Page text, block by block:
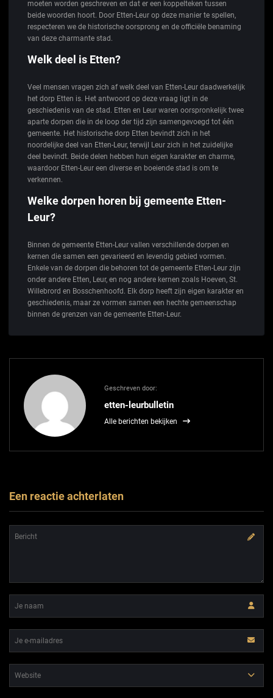
moeten worden geschreven en dat er een koppelteken tussen
beide woorden hoort. Door Etten-Leur op deze manier te spellen,
respecteren we de historische oorsprong en de officiële benaming
van deze charmante stad.
Welk deel is Etten?
Veel mensen vragen zich af welk deel van Etten-Leur daadwerkelijk
het dorp Etten is. Het antwoord op deze vraag ligt in de
geschiedenis van de stad. Etten en Leur waren oorspronkelijk twee
aparte dorpen die in de loop der tijd zijn samengevoegd tot één
gemeente. Het historische dorp Etten bevindt zich in het
noordelijke deel van Etten-Leur, terwijl Leur zich in het zuidelijke
deel bevindt. Beide delen hebben hun eigen karakter en charme,
waardoor Etten-Leur een diverse en boeiende stad is om te
verkennen.
Welke dorpen horen bij gemeente Etten-
Leur?
Binnen de gemeente Etten-Leur vallen verschillende dorpen en
kernen die samen een gevarieerd en levendig gebied vormen.
Enkele van de dorpen die behoren tot de gemeente Etten-Leur zijn
onder andere Etten, Leur, en nog andere kernen zoals Hoeven, St.
Willebrord en Bosschenhoofd. Elk dorp heeft zijn eigen karakter en
geschiedenis, maar ze vormen samen een hechte gemeenschap
binnen de grenzen van de gemeente Etten-Leur.
Geschreven door:
etten-leurbulletin
Alle berichten bekijken
Een reactie achterlaten